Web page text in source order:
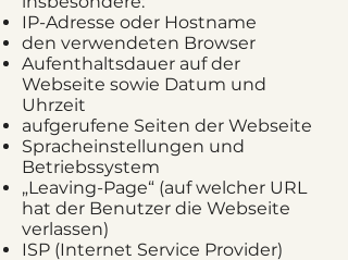
IP-Adresse oder Hostname
den verwendeten Browser
Aufenthaltsdauer auf der
Webseite sowie Datum und
Uhrzeit
aufgerufene Seiten der Webseite
Spracheinstellungen und
Betriebssystem
„Leaving-Page“ (auf welcher URL
hat der Benutzer die Webseite
verlassen)
ISP (Internet Service Provider)